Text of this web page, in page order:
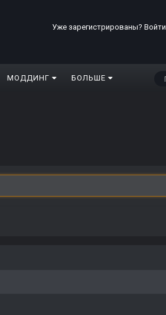
Уже зарегистрированы? Войти
МОДДИНГ БОЛЬШЕ